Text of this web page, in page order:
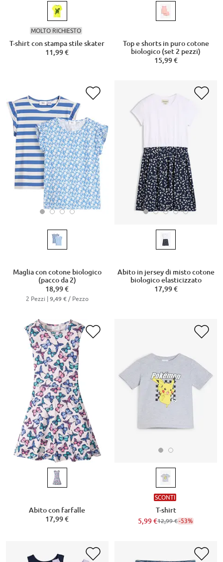
MOLTO RICHIESTO
T-shirt con stampa stile skater
11,99 €
Top e shorts in puro cotone
biologico (set 2 pezzi)
15,99 €
Maglia con cotone biologico
(pacco da 2)
18,99 €
2 Pezzi | 9,49 €/ Pezzo
Abito in jersey di misto cotone
biologico elasticizzato
17,99 €
Abito con farfalle
17,99 €
SCONTI
T-shirt
5,99 €12,99 €-53%